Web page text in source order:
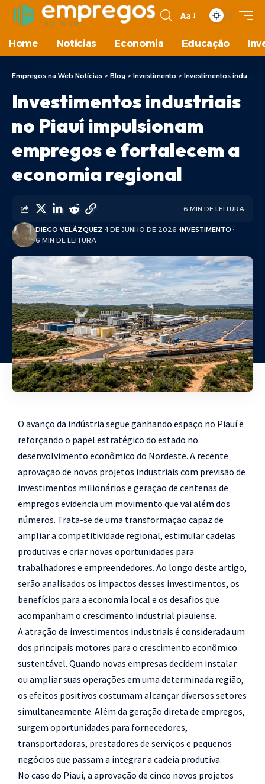
Aa
Home Notícias Economia Educação
Empregos na Web Notícias > Blog > Investimento > Investimentos industriais no Piauí impulsionam empregos e fortalecem a economia regional
Investimentos industriais
no Piauí impulsionam
empregos e fortalecem a
economia regional
DIEGO VELÁZQUEZ 1 DE JUNHO DE 2026 INVESTIMENTO
6 MIN DE LEITURA
6 MIN DE LEITURA
O avanço da indústria segue ganhando espaço no Piauí e
reforçando o papel estratégico do estado no
desenvolvimento econômico do Nordeste. A recente
aprovação de novos projetos industriais com previsão de
investimentos milionários e geração de centenas de
empregos evidencia um movimento que vai além dos
números. Trata-se de uma transformação capaz de
ampliar a competitividade regional, estimular cadeias
produtivas e criar novas oportunidades para
trabalhadores e empreendedores. Ao longo deste artigo,
serão analisados os impactos desses investimentos, os
benefícios para a economia local e os desafios que
acompanham o crescimento industrial piauiense.
A atração de investimentos industriais é considerada um
dos principais motores para o crescimento econômico
sustentável. Quando novas empresas decidem instalar
ou ampliar suas operações em uma determinada região,
os efeitos positivos costumam alcançar diversos setores
simultaneamente. Além da geração direta de empregos,
surgem oportunidades para fornecedores,
transportadoras, prestadores de serviços e pequenos
negócios que passam a integrar a cadeia produtiva.
No caso do Piauí, a aprovação de cinco novos projetos